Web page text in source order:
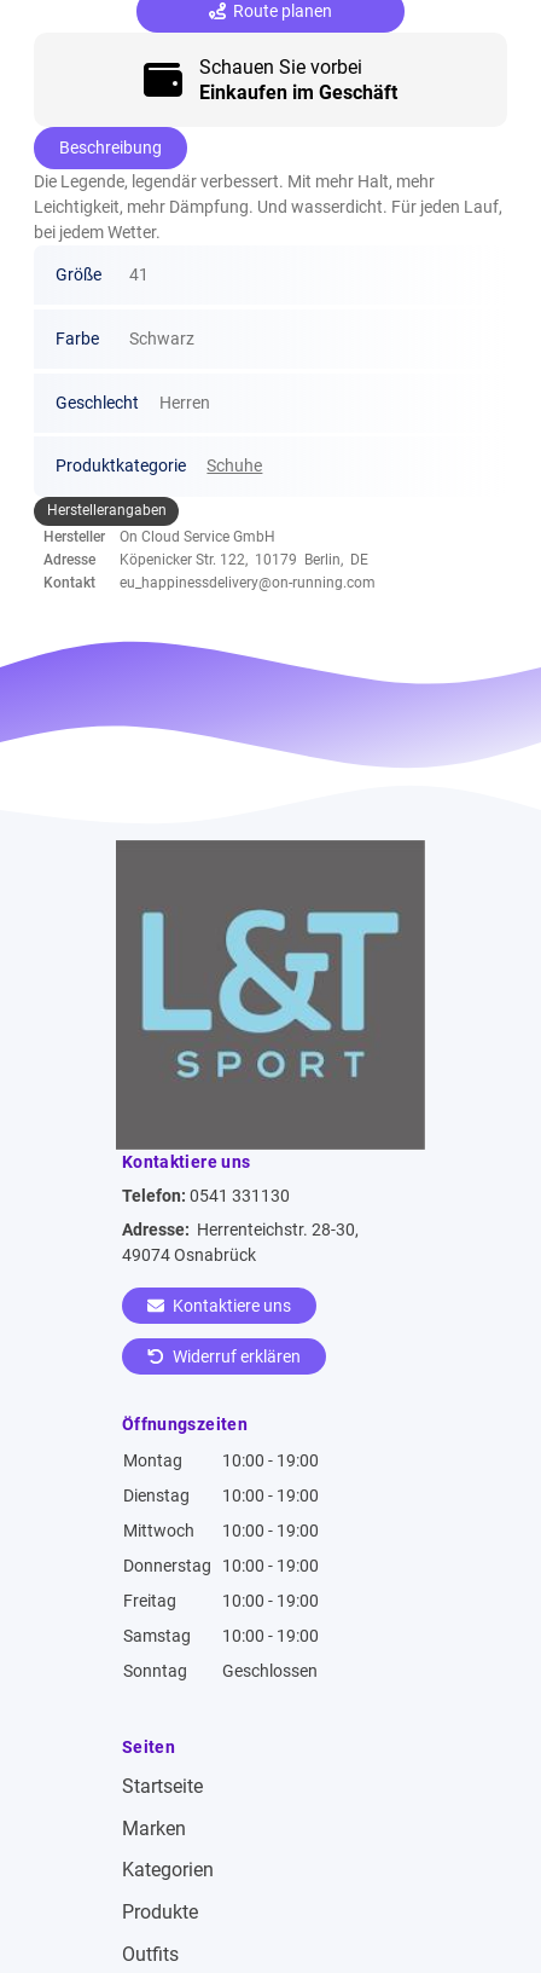
Route planen
Schauen Sie vorbei
Einkaufen im Geschäft
Beschreibung
Die Legende, legendär verbessert. Mit mehr Halt, mehr
Leichtigkeit, mehr Dämpfung. Und wasserdicht. Für jeden Lauf,
bei jedem Wetter.
Größe 41
Farbe Schwarz
Geschlecht Herren
Produktkategorie Schuhe
Herstellerangaben
Hersteller
On Cloud Service GmbH
Adresse
Köpenicker Str. 122, 10179 Berlin, DE
Kontakt
eu_happinessdelivery@on-running.com
Kontaktiere uns
Telefon: 0541 331130
Adresse: Herrenteichstr. 28-30,
49074 Osnabrück
Kontaktiere uns
Widerruf erklären
Öffnungszeiten
Montag
10:00 - 19:00
Dienstag
10:00 - 19:00
Mittwoch
10:00 - 19:00
Donnerstag
10:00 - 19:00
Freitag
10:00 - 19:00
Samstag
10:00 - 19:00
Sonntag
Geschlossen
Seiten
Startseite
Marken
Kategorien
Produkte
Outfits